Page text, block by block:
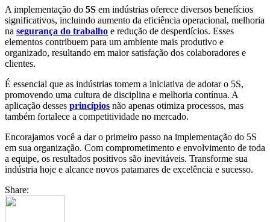
A implementação do 5S em indústrias oferece diversos benefícios
significativos, incluindo aumento da eficiência operacional, melhoria
na segurança do trabalho e redução de desperdícios. Esses
elementos contribuem para um ambiente mais produtivo e
organizado, resultando em maior satisfação dos colaboradores e
clientes.
É essencial que as indústrias tomem a iniciativa de adotar o 5S,
promovendo uma cultura de disciplina e melhoria contínua. A
aplicação desses princípios não apenas otimiza processos, mas
também fortalece a competitividade no mercado.
Encorajamos você a dar o primeiro passo na implementação do 5S
em sua organização. Com comprometimento e envolvimento de toda
a equipe, os resultados positivos são inevitáveis. Transforme sua
indústria hoje e alcance novos patamares de excelência e sucesso.
Share: